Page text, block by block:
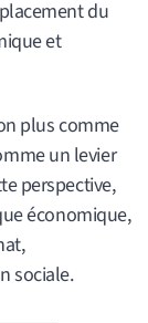
du
et
plus comme
un levier
perspective,
économique,
sociale.